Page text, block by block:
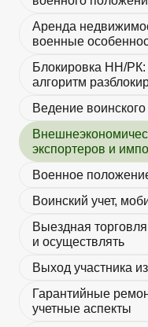
Аренда
военные
Блокировка НН/РК:
алгоритм
Ведение
экспортеров и
Военное
Воинский учет,
Выездная
и осуществлять
Выход участника
Гарантийные
учетные аспекты